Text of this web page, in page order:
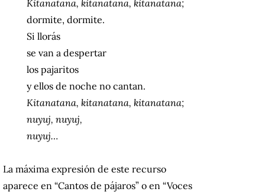
Kitanatana, kitanatana, kitanatana;
dormite, dormite.
Si llorás
se van a despertar
los pajaritos
y ellos de noche no cantan.
Kitanatana, kitanatana, kitanatana;
nuyuj, nuyuj,
nuyuj…
La máxima expresión de este recurso
aparece en “Cantos de pájaros” o en “Voces